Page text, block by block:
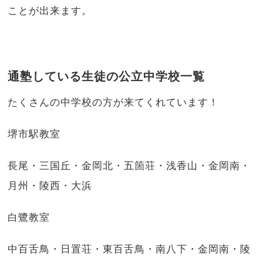
ことが出来ます。
通塾している生徒の公立中学校一覧
たくさんの中学校の方が来てくれています！
堺市駅教室
長尾・三国丘・金岡北・五箇荘・浅香山・金岡南・
月州・陵西・大浜
白鷺教室
中百舌鳥・日置荘・東百舌鳥・南八下・金岡南・陵